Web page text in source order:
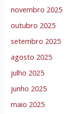
novembro 2025
outubro 2025
setembro 2025
agosto 2025
julho 2025
junho 2025
maio 2025